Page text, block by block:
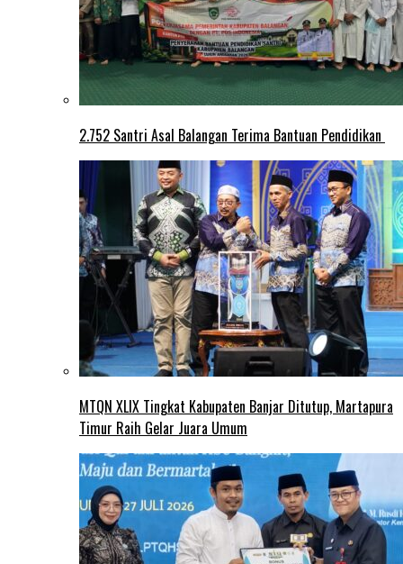
2.752 Santri Asal Balangan Terima Bantuan Pendidikan
MTQN XLIX Tingkat Kabupaten Banjar Ditutup, Martapura
Timur Raih Gelar Juara Umum